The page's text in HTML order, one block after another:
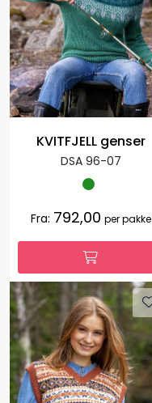
KVITFJELL genser
DSA 96-07
Fra: 792,00 per pakke